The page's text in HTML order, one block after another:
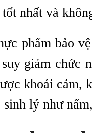
nhất và
phẩm bảo
giảm chức
khoái cảm,
sinh lý như